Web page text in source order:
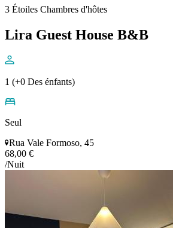
3 Étoiles Chambres d'hôtes
Lira Guest House B&B
1 (+0 Des énfants)
Seul
Rua Vale Formoso, 45
68,00 €
/Nuit